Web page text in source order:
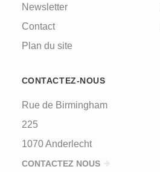
Newsletter
Contact
Plan du site
CONTACTEZ-NOUS
Rue de Birmingham
225
1070 Anderlecht
CONTACTEZ NOUS